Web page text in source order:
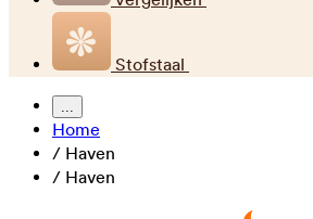
Stofstaal
...
Home
/ Haven
/ Haven